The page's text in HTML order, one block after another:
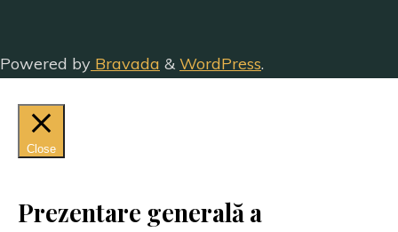
Powered by Bravada & WordPress.
Close
Prezentare generală a